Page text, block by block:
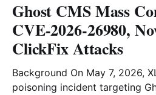
Ghost CMS Mass
CVE-2026-26980,
ClickFix Attacks
Background On May 7, 2026, XLab detected a
poisoning incident targeting